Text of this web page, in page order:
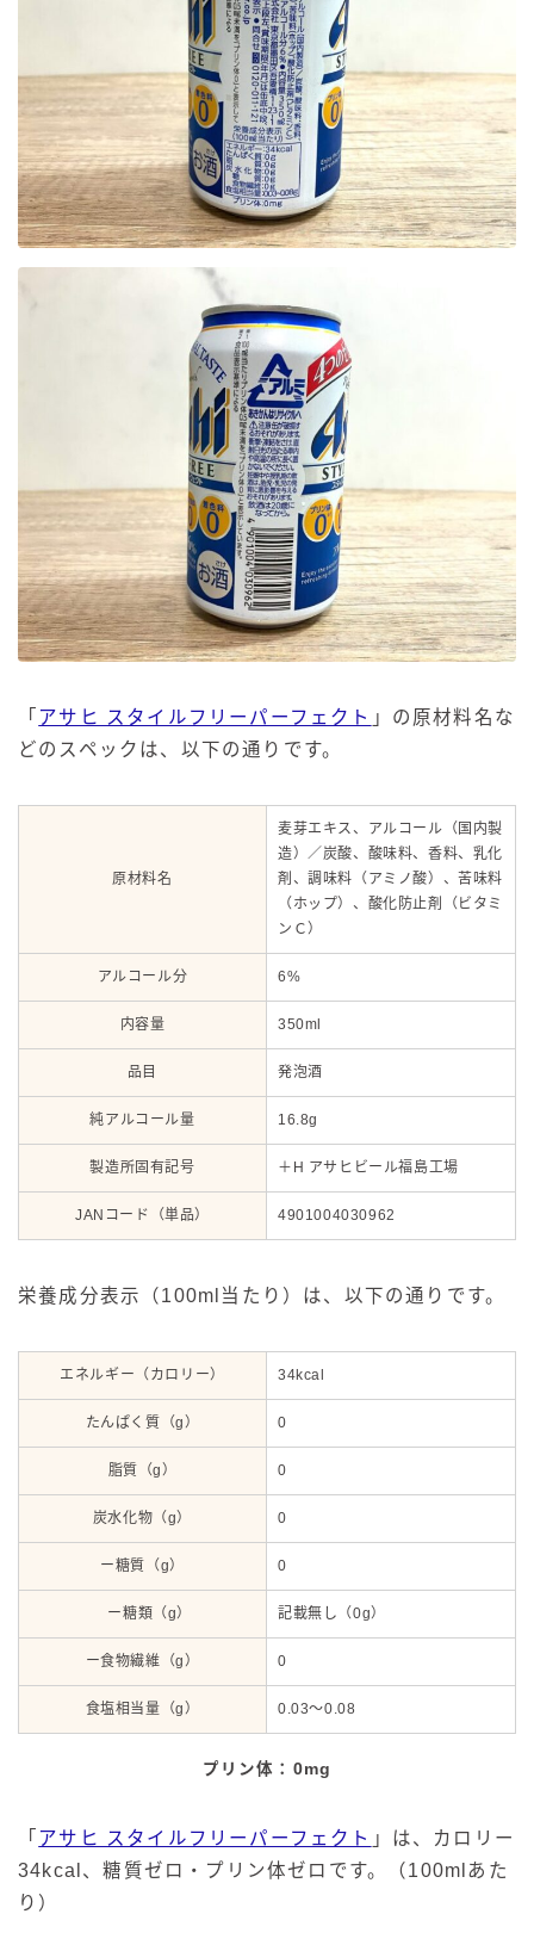
「 アサヒ スタイルフリーパーフェクト 」の原材料名な
どのスペックは、以下の通りです。
原材料名
麦芽エキス、アルコール（国内製
造）／炭酸、酸味料、香料、乳化
剤、調味料（アミノ酸）、苦味料
（ホップ）、酸化防止剤（ビタミ
ンＣ）
アルコール分 6%
内容量 350ml
品目 発泡酒
純アルコール量 16.8g
製造所固有記号 ＋H アサヒビール福島工場
JANコード（単品） 4901004030962
栄養成分表示（100ml当たり）は、以下の通りです。
エネルギー（カロリー） 34kcal
たんぱく質（g） 0
脂質（g） 0
炭水化物（g） 0
ー糖質（g） 0
ー糖類（g） 記載無し（0g）
ー食物繊維（g） 0
食塩相当量（g） 0.03～0.08
プリン体：0mg
「 アサヒ スタイルフリーパーフェクト 」は、カロリー
34kcal、糖質ゼロ・プリン体ゼロです。（100mlあた
り）